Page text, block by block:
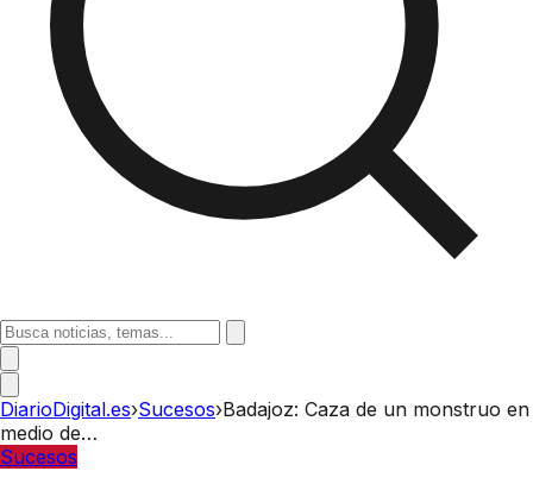
DiarioDigital.es›Sucesos›Badajoz: Caza de un monstruo en
medio de…
Sucesos